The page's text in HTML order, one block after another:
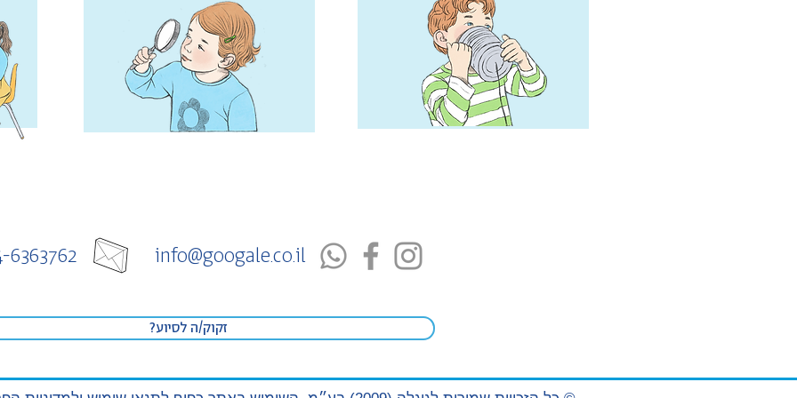
6363762 info@googale.co.il
?זקוק/ה לסיוע